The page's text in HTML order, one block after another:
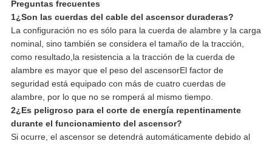
Preguntas frecuentes
1¿Son las cuerdas del cable del ascensor duraderas?
La configuración no es sólo para la cuerda de alambre y la carga
nominal, sino también se considera el tamaño de la tracción,
como resultado,la resistencia a la tracción de la cuerda de
alambre es mayor que el peso del ascensorEl factor de
seguridad está equipado con más de cuatro cuerdas de
alambre, por lo que no se romperá al mismo tiempo.
2¿Es peligroso para el corte de energía repentinamente
durante el funcionamiento del ascensor?
Si ocurre, el ascensor se detendrá automáticamente debido al